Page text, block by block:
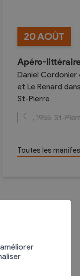
20AOÛT
Apéro-
Daniel
et Le Renard
St-Pierre
1955 St-
Toutes les